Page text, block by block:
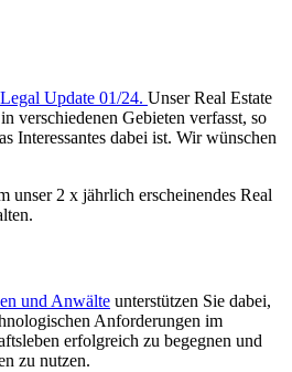
Update 01/24. Unser Real Estate
verschiedenen Gebieten verfasst, so
Interessantes dabei ist. Wir wünschen
unser 2 x jährlich erscheinendes Real
und Anwälte unterstützen Sie dabei,
Anforderungen im
erfolgreich zu begegnen und
zu nutzen.